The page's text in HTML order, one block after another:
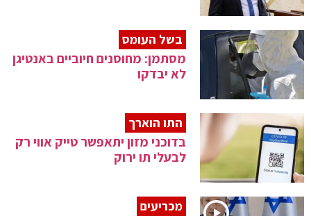
בשל העומס
מסתמן: מחוסנים חיוביים באנטיגן
לא יבדקו
התו הוארך
בדוכני מזון יתאפשר טייק אווי רק
לבעלי תו ירוק
מכריעים